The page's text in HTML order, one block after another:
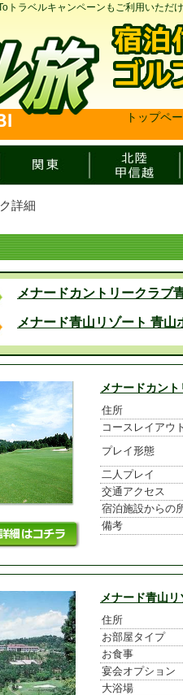
トラベルキャンペーンもご利用いただ
トップペ
詳細
メナードカントリークラブ
メナード青山リゾート 青山
メナードカン
住所
コースレイアウ
プレイ形態
二人プレイ
交通アクセス
宿泊施設からの
備考
メナード青山
住所
お部屋タイプ
お食事
宴会オプション
大浴場